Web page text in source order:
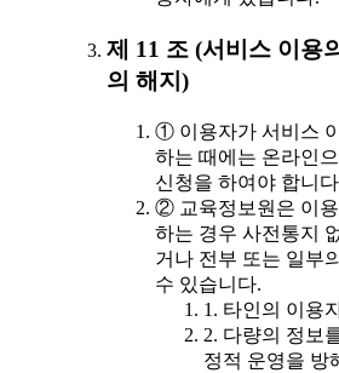
제 11 조 (서비스 이용
의 해지)
① 이용자가 서비스
하는 때에는 온라인
신청을 하여야 합니
② 교육정보원은 이
하는 경우 사전통지
거나 전부 또는 일부
수 있습니다.
1. 타인의 이용
2. 다량의 정보
정적 운영을 방